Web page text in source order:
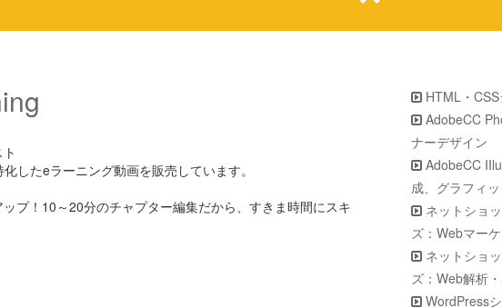
したeラーニング動画を販売しています。
プ！10～20分のチャプター編集だから、すきま時間にスキ
HTML・
AdobeCC
ナーデザイン
AdobeCC
成、グラフィ
ネットショ
ズ：Webマー
ネットショ
ズ：Web解析
WordPress